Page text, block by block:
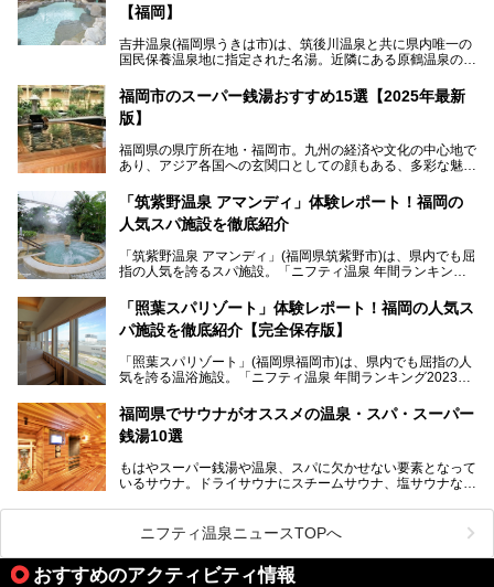
【福岡】
吉井温泉(福岡県うきは市)は、筑後川温泉と共に県内唯一の
国民保養温泉地に指定された名湯。近隣にある原鶴温泉の観
す。
「ふだん着の温泉 鶴は千年」は、吉井温泉にある日帰り入
住民や温泉ファンに愛され続けています。今回は筆者自ら日
帰り入浴し、自慢の温泉を中心に詳細レビューします！
福岡市のスーパー銭湯おすすめ15選【2025年最新
版】
福岡県の県庁所在地・福岡市。九州の経済や文化の中心地で
あり、アジア各国への玄関口としての顔もある、多彩な魅力
そんな福岡市は、スーパー銭湯も多種多彩。玄界灘を眺めら
れるリゾート気分満点のスーパー銭湯から、繁華街近くのレ
いスーパー銭湯を一挙ご紹介します。
「筑紫野温泉 アマンディ」体験レポート！福岡の
人気スパ施設を徹底紹介
「筑紫野温泉 アマンディ」(福岡県筑紫野市)は、県内でも屈
指の人気を誇るスパ施設。「ニフティ温泉 年間ランキング2
入浴客で賑わっています。
そこで今回は、ニフティ温泉ライターである筆者が現地訪
ーム・併設するレストランを体験し、それらの全貌を徹底紹
介します！
「照葉スパリゾート」体験レポート！福岡の人気ス
パ施設を徹底紹介【完全保存版】
「照葉スパリゾート」(福岡県福岡市)は、県内でも屈指の人
気を誇る温浴施設。「ニフティ温泉 年間ランキング2023」
常連客で賑わっています。
そこで今回は、ニフティ温泉ライターである筆者が現地体
ューズメント・宿泊施設・グルメ・その他施設まで、多彩な
る全貌と魅力を徹底紹介します！
福岡県でサウナがオススメの温泉・スパ・スーパー
銭湯10選
もはやスーパー銭湯や温泉、スパに欠かせない要素となって
いるサウナ。ドライサウナにスチームサウナ、塩サウナな
ペース、ロウリュウなど、心ゆくまで楽しむためのサービス
が充実した施設も多くみられます。
今回はそんなサウナにこだわった、福岡県内のオススメ温
泉・銭湯・スパを10件紹介したいと思います！
ニフティ温泉ニュースTOPへ
おすすめのアクティビティ情報